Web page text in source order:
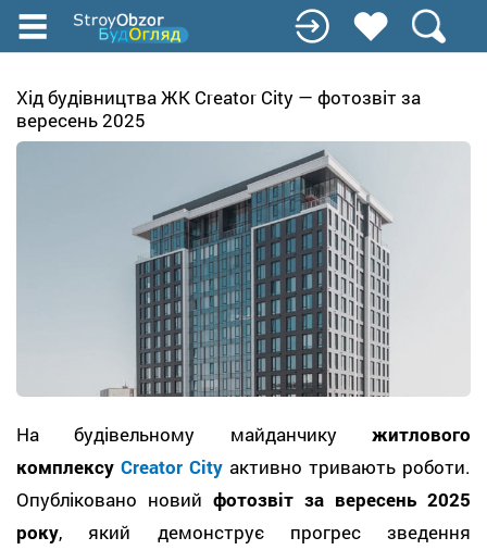
Перейти
до
вмісту
Хід будівництва ЖК Creator City — фотозвіт за
вересень 2025
На будівельному майданчику житлового
комплексу Creator City активно тривають роботи.
Опубліковано новий фотозвіт за вересень 2025
року, який демонструє прогрес зведення